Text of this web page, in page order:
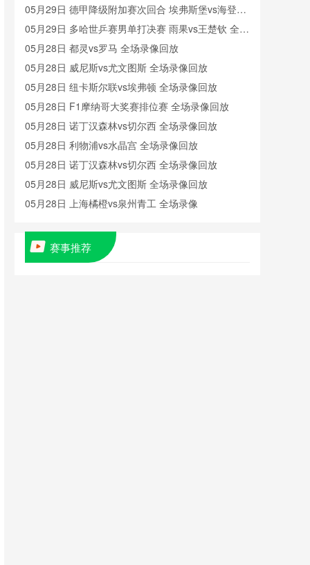
05月29日 德甲降级附加赛次回合 埃弗斯堡vs海登海
姆 全场录像
05月29日 多哈世乒赛男单打决赛 雨果vs王楚钦 全场
录像回放
05月28日 都灵vs罗马 全场录像回放
05月28日 威尼斯vs尤文图斯 全场录像回放
05月28日 纽卡斯尔联vs埃弗顿 全场录像回放
05月28日 F1摩纳哥大奖赛排位赛 全场录像回放
05月28日 诺丁汉森林vs切尔西 全场录像回放
05月28日 利物浦vs水晶宫 全场录像回放
05月28日 诺丁汉森林vs切尔西 全场录像回放
05月28日 威尼斯vs尤文图斯 全场录像回放
05月28日 上海橘橙vs泉州青工 全场录像
05月27日 纽卡斯尔联vs埃弗顿 全场录像回放
05月27日 延边龙鼎vs定南赣联 全场录像
赛事推荐